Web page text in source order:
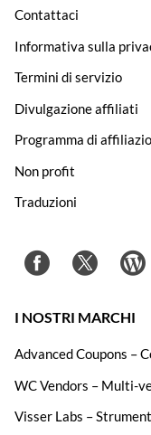
Contattaci
Informativa sulla
Termini di servizio
Divulgazione affiliati
Programma di
Non profit
Traduzioni
I NOSTRI MARCHI
Advanced Coupons –
WC Vendors – Multi-
Visser Labs –